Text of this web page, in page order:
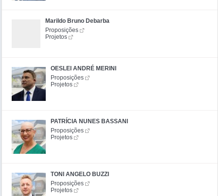
Marildo Bruno Debarba
Proposições
Projetos
OESLEI ANDRÉ MERINI
Proposições
Projetos
PATRÍCIA NUNES BASSANI
Proposições
Projetos
TONI ANGELO BUZZI
Proposições
Projetos